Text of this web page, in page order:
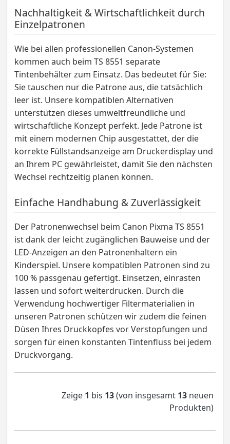
Nachhaltigkeit & Wirtschaftlichkeit durch
Einzelpatronen
Wie bei allen professionellen Canon-Systemen
kommen auch beim TS 8551 separate
Tintenbehälter zum Einsatz. Das bedeutet für Sie:
Sie tauschen nur die Patrone aus, die tatsächlich
leer ist. Unsere kompatiblen Alternativen
unterstützen dieses umweltfreundliche und
wirtschaftliche Konzept perfekt. Jede Patrone ist
mit einem modernen Chip ausgestattet, der die
korrekte Füllstandsanzeige am Druckerdisplay und
an Ihrem PC gewährleistet, damit Sie den nächsten
Wechsel rechtzeitig planen können.
Einfache Handhabung & Zuverlässigkeit
Der Patronenwechsel beim Canon Pixma TS 8551
ist dank der leicht zugänglichen Bauweise und der
LED-Anzeigen an den Patronenhaltern ein
Kinderspiel. Unsere kompatiblen Patronen sind zu
100 % passgenau gefertigt. Einsetzen, einrasten
lassen und sofort weiterdrucken. Durch die
Verwendung hochwertiger Filtermaterialien in
unseren Patronen schützen wir zudem die feinen
Düsen Ihres Druckkopfes vor Verstopfungen und
sorgen für einen konstanten Tintenfluss bei jedem
Druckvorgang.
Zeige 1 bis 13(von insgesamt 13 neuen
Produkten)